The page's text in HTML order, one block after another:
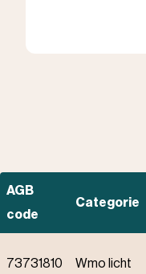
AGB
code
Categorie
73731810 Wmo licht